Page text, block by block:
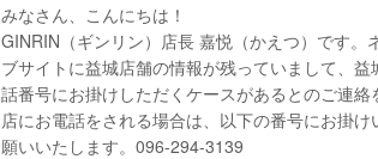
みなさん、こんにちは！
GINRIN（ギンリン）店長 嘉悦（かえつ）です。
ブサイトに益城店舗の情報が残っていまして、
話番号にお掛けしただくケースがあるとのご連絡
店にお電話をされる場合は、以下の番号にお掛
願いいたします。096-294-3139